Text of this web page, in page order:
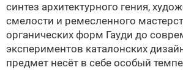
синтез архитектурного гения,
смелости и ремесленного
органических форм Гауди до
экспериментов каталонских
предмет несёт в себе особый